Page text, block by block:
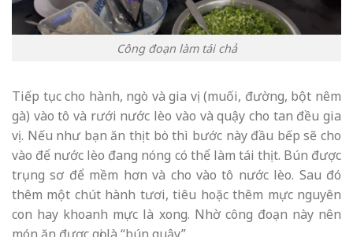
Công đoạn làm tái chả
Tiếp tục cho hành, ngò và gia vị (muối, đường, bột nêm
gà) vào tô và rưới nước lèo vào và quậy cho tan đều gia
vị. Nếu như bạn ăn thịt bò thì bước này đầu bếp sẽ cho
vào để nước lèo đang nóng có thể làm tái thịt. Bún được
trụng sơ để mềm hơn và cho vào tô nước lèo. Sau đó
thêm một chút hành tươi, tiêu hoặc thêm mực nguyên
con hay khoanh mực là xong. Nhờ công đoạn này nên